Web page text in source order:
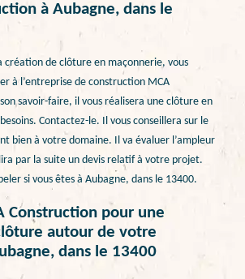
à Aubagne, dans le
création de clôture en maçonnerie, vous
à l’entreprise de construction MCA
savoir-faire, il vous réalisera une clôture en
Contactez-le. Il vous conseillera sur le
bien à votre domaine. Il va évaluer l’ampleur
par la suite un devis relatif à votre projet.
si vous êtes à Aubagne, dans le 13400.
Construction pour une
autour de votre
dans le 13400